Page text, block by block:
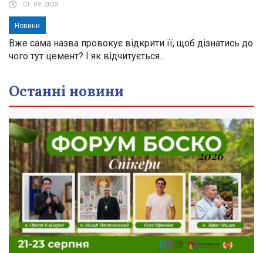
01. 09. 2023
Новини
Вже сама назва провокує відкрити її, щоб дізнатись до
чого тут цемент? І як відчитується...
Останні новини